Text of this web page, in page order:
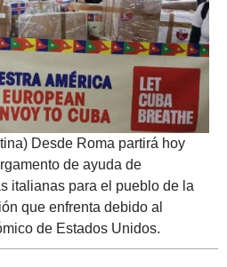
Desde Roma partirá hoy
de ayuda de
italianas para el pueblo de la
que enfrenta debido al
de Estados Unidos.